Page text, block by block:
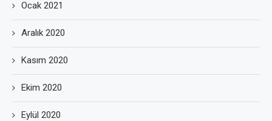
Ocak 2021
Aralık 2020
Kasım 2020
Ekim 2020
Eylül 2020